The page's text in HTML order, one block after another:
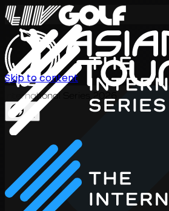
International Series 2026
Skip to content